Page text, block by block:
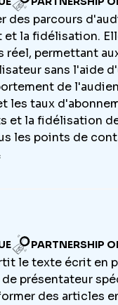
des parcours
la fidélisation.
permettant
sans l'aide
de
taux
et la fidélisation
les points de
PARTNERSHIP
le texte écrit en
présentateur
des articles